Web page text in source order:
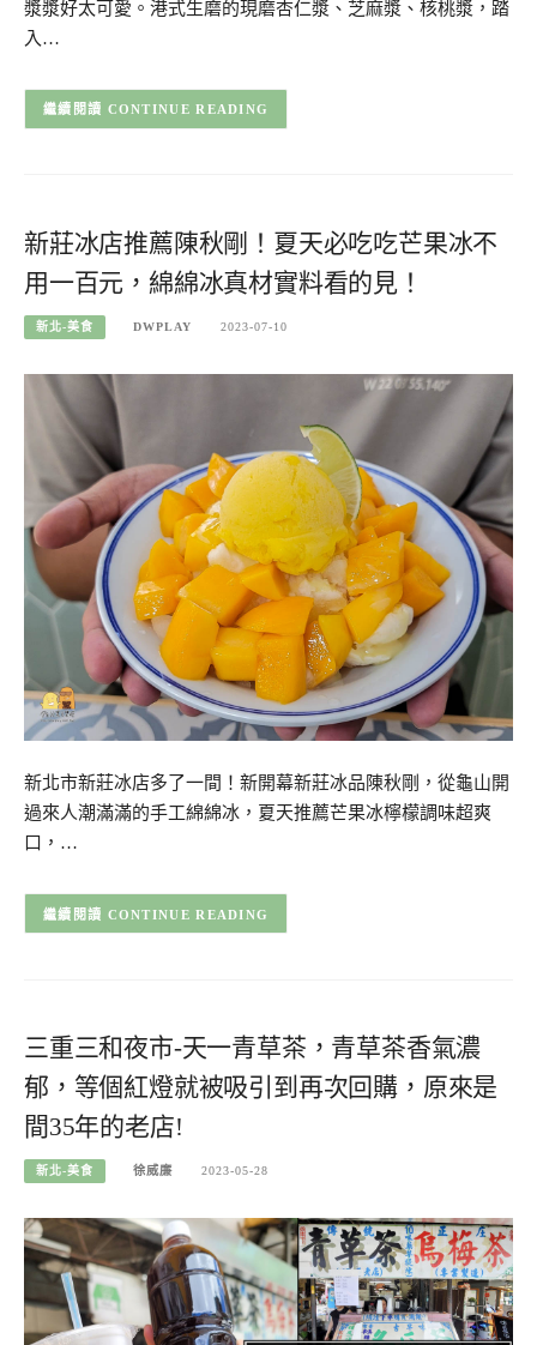
漿漿好太可愛。港式生磨的現磨杏仁漿、芝麻漿、核桃漿，踏
入…
CONTINUE READING
新莊冰店推薦陳秋剛！夏天必吃吃芒果冰不
用一百元，綿綿冰真材實料看的見！
新北-美食 DWPLAY 2023-07-10
新北市新莊冰店多了一間！新開幕新莊冰品陳秋剛，從龜山開
過來人潮滿滿的手工綿綿冰，夏天推薦芒果冰檸檬調味超爽
口，…
CONTINUE READING
三重三和夜市-天一青草茶，青草茶香氣濃
郁，等個紅燈就被吸引到再次回購，原來是
間35年的老店!
新北-美食 徐威廉 2023-05-28